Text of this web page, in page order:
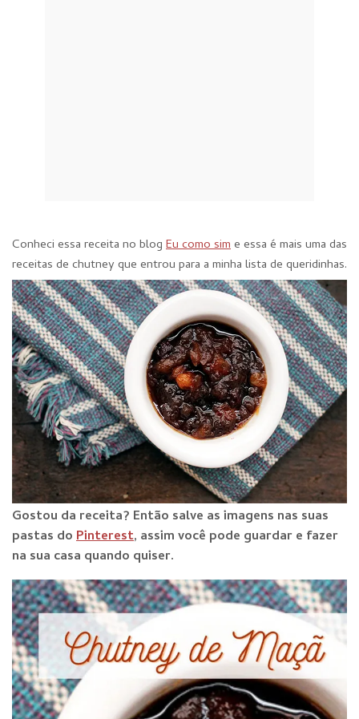
Conheci essa receita no blog Eu como sime essa é mais uma das
receitas de chutney que entrou para a minha lista de queridinhas.
Gostou da receita? Então salve as imagens nas suas
pastas doPinterest, assim você pode guardar e fazer
na sua casa quando quiser.